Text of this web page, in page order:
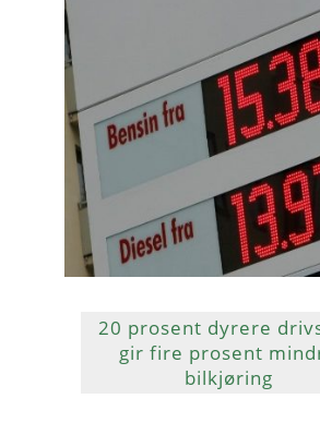
20 prosent dyrere
gir fire prosent
bilkjøring